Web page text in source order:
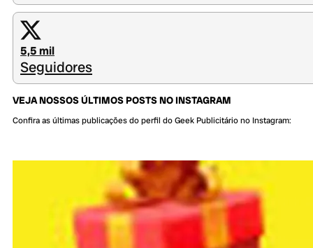
5,5 mil
Seguidores
VEJA NOSSOS ÚLTIMOS POSTS NO INSTAGRAM
Confira as últimas publicações do perfil do Geek Publicitário no Instagram: